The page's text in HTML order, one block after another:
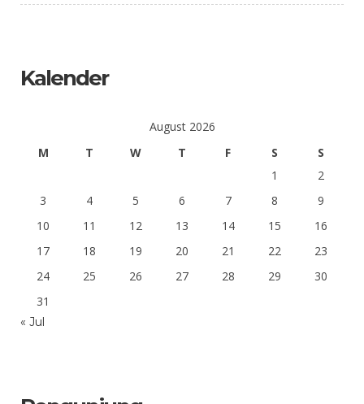
Kalender
August 2026
M
T W T F S
S
1
2
3
4 5 6 7 8
9
10
11 12 13 14 15
16
17
18 19 20 21 22
23
24
25 26 27 28 29
30
31
« Jul